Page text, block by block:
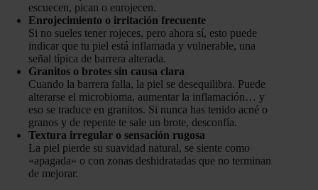
escuecen, pican o enrojecen.
Enrojecimiento o irritación frecuente
Si no sueles tener rojeces, pero ahora sí, esto puede
indicar que tu piel está inflamada y vulnerable, una
señal típica de barrera alterada.
Granitos o brotes sin causa clara
Cuando la barrera falla, la piel se desequilibra. Puede
alterarse el microbioma, aumentar la inflamación… y
eso se traduce en granitos. Si nunca has tenido acné o
granos y de repente te sale un brote, desconfía.
Textura irregular o sensación rugosa
La piel pierde su suavidad natural, se siente como
«apagada» o con zonas deshidratadas que no terminan
de mejorar.